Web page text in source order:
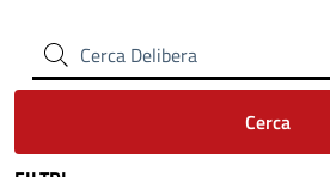
Cerca Delibera
Cerca